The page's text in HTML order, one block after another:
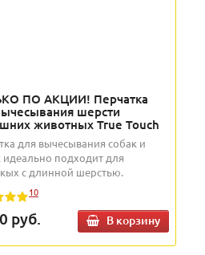
ПО АКЦИИ! Перчатка
шерсти
животных True Touch
для вычесывания собак и
подходит для
с длинной шерстью.
10
руб. В корзину